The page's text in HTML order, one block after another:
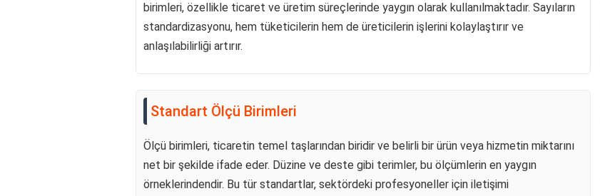
birimleri, özellikle ticaret ve üretim süreçlerinde yaygın olarak kullanılmaktadır. Sayıların
standardizasyonu, hem tüketicilerin hem de üreticilerin işlerini kolaylaştırır ve
anlaşılabilirliği artırır.
Standart Ölçü Birimleri
Ölçü birimleri, ticaretin temel taşlarından biridir ve belirli bir ürün veya hizmetin miktarını
net bir şekilde ifade eder. Düzine ve deste gibi terimler, bu ölçümlerin en yaygın
örneklerindendir. Bu tür standartlar, sektördeki profesyoneller için iletişimi